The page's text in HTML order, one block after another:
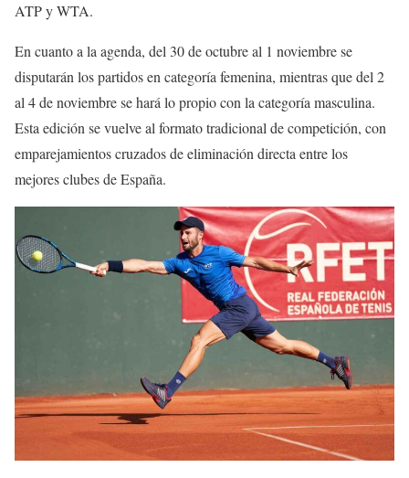
ATP y WTA.
En cuanto a la agenda, del 30 de octubre al 1 noviembre se
disputarán los partidos en categoría femenina, mientras que del 2
al 4 de noviembre se hará lo propio con la categoría masculina.
Esta edición se vuelve al formato tradicional de competición, con
emparejamientos cruzados de eliminación directa entre los
mejores clubes de España.